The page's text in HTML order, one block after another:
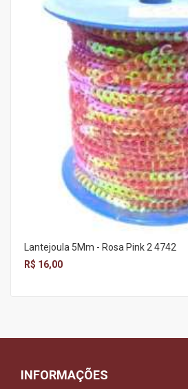
Lantejoula 5Mm - Rosa Pink 2 4742
R$ 16,00
INFORMAÇÕES